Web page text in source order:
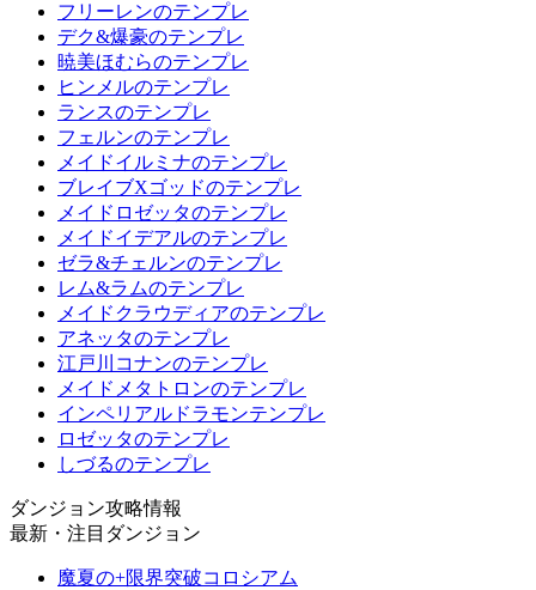
フリーレンのテンプレ
デク&爆豪のテンプレ
暁美ほむらのテンプレ
ヒンメルのテンプレ
ランスのテンプレ
フェルンのテンプレ
メイドイルミナのテンプレ
ブレイブXゴッドのテンプレ
メイドロゼッタのテンプレ
メイドイデアルのテンプレ
ゼラ&チェルンのテンプレ
レム&ラムのテンプレ
メイドクラウディアのテンプレ
アネッタのテンプレ
江戸川コナンのテンプレ
メイドメタトロンのテンプレ
インペリアルドラモンテンプレ
ロゼッタのテンプレ
しづるのテンプレ
ダンジョン攻略情報
最新・注目ダンジョン
魔夏の+限界突破コロシアム